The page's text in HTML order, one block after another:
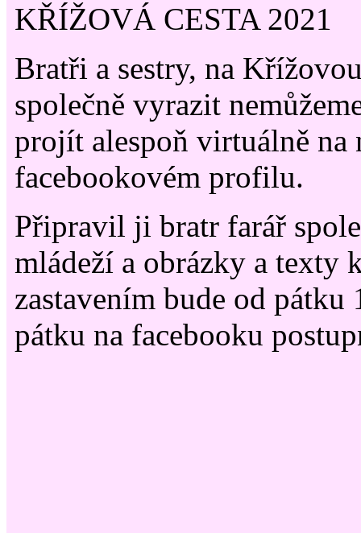
KŘÍŽOVÁ CESTA 2021
Bratři a sestry, na
společně vyrazit
projít alespoň virtuálně na
facebookovém profilu.
Připravil ji bratr farář
mládeží a obrázky a texty
zastavením bude od pátku
pátku na facebooku